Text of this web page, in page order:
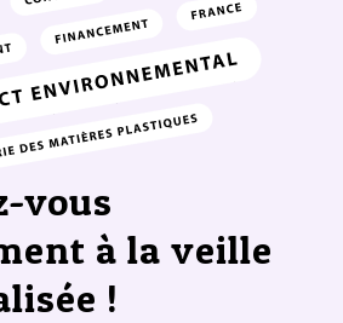
vous
à la veille
!